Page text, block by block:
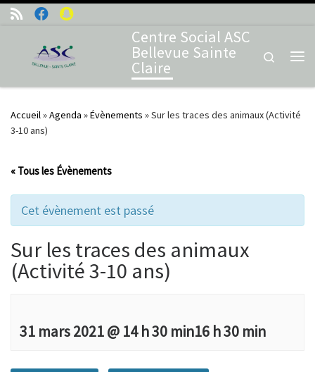
Skip to content
Centre Social ASC
Bellevue Sainte
Claire
Search
Accueil»Agenda »Évènements »Sur les traces des animaux (Activité
3-10 ans)
« Tous les Évènements
Cet évènement est passé
Sur les traces des animaux
(Activité 3-10 ans)
31 mars 2021 @ 14 h 30 min16 h 30 min